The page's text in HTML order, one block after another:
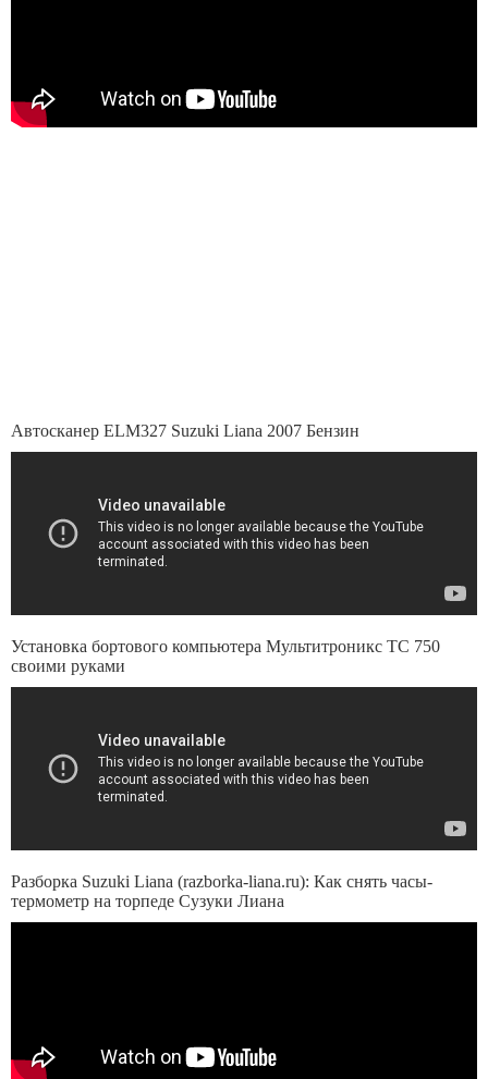
Автосканер ELM327 Suzuki Liana 2007 Бензин
Установка бортового компьютера Мультитроникс TC 750
своими руками
Разборка Suzuki Liana (razborka-liana.ru): Как снять часы-
термометр на торпеде Сузуки Лиана